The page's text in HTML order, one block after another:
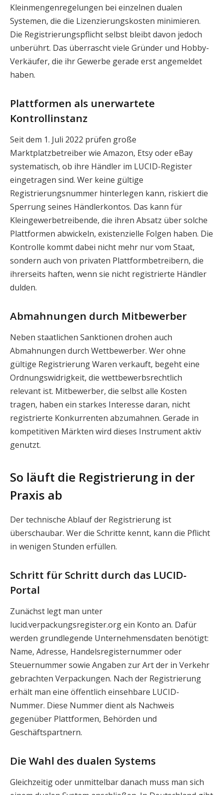
Kleinmengenregelungen bei einzelnen dualen
Systemen, die die Lizenzierungskosten minimieren.
Die Registrierungspflicht selbst bleibt davon jedoch
unberührt. Das überrascht viele Gründer und Hobby-
Verkäufer, die ihr Gewerbe gerade erst angemeldet
haben.
Plattformen als unerwartete
Kontrollinstanz
Seit dem 1. Juli 2022 prüfen große
Marktplatzbetreiber wie Amazon, Etsy oder eBay
systematisch, ob ihre Händler im LUCID-Register
eingetragen sind. Wer keine gültige
Registrierungsnummer hinterlegen kann, riskiert die
Sperrung seines Händlerkontos. Das kann für
Kleingewerbetreibende, die ihren Absatz über solche
Plattformen abwickeln, existenzielle Folgen haben. Die
Kontrolle kommt dabei nicht mehr nur vom Staat,
sondern auch von privaten Plattformbetreibern, die
ihrerseits haften, wenn sie nicht registrierte Händler
dulden.
Abmahnungen durch Mitbewerber
Neben staatlichen Sanktionen drohen auch
Abmahnungen durch Wettbewerber. Wer ohne
gültige Registrierung Waren verkauft, begeht eine
Ordnungswidrigkeit, die wettbewerbsrechtlich
relevant ist. Mitbewerber, die selbst alle Kosten
tragen, haben ein starkes Interesse daran, nicht
registrierte Konkurrenten abzumahnen. Gerade in
kompetitiven Märkten wird dieses Instrument aktiv
genutzt.
So läuft die Registrierung in der
Praxis ab
Der technische Ablauf der Registrierung ist
überschaubar. Wer die Schritte kennt, kann die Pflicht
in wenigen Stunden erfüllen.
Schritt für Schritt durch das LUCID-
Portal
Zunächst legt man unter
lucid.verpackungsregister.org ein Konto an. Dafür
werden grundlegende Unternehmensdaten benötigt:
Name, Adresse, Handelsregisternummer oder
Steuernummer sowie Angaben zur Art der in Verkehr
gebrachten Verpackungen. Nach der Registrierung
erhält man eine öffentlich einsehbare LUCID-
Nummer. Diese Nummer dient als Nachweis
gegenüber Plattformen, Behörden und
Geschäftspartnern.
Die Wahl des dualen Systems
Gleichzeitig oder unmittelbar danach muss man sich